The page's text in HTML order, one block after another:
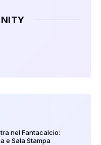
nel Fantacalcio:
e Sala Stampa